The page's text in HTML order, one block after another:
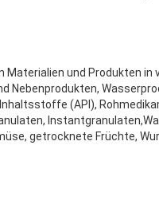
Materialien und Produkten in
Nebenprodukten,
(API),
getrocknete Früchte,